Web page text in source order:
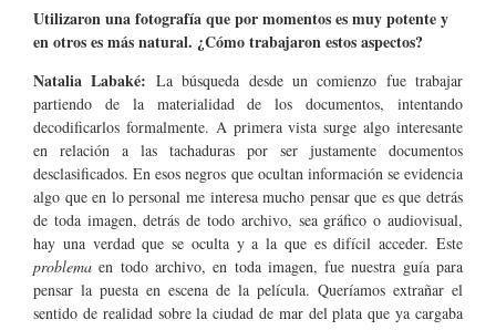
Utilizaron una fotografía que por momentos es muy potente y
en otros es más natural. ¿Cómo trabajaron estos aspectos?
Natalia Labaké: La búsqueda desde un comienzo fue trabajar
partiendo de la materialidad de los documentos, intentando
decodificarlos formalmente. A primera vista surge algo interesante
en relación a las tachaduras por ser justamente documentos
desclasificados. En esos negros que ocultan información se evidencia
algo que en lo personal me interesa mucho pensar que es que detrás
de toda imagen, detrás de todo archivo, sea gráfico o audiovisual,
hay una verdad que se oculta y a la que es difícil acceder. Este
problema en todo archivo, en toda imagen, fue nuestra guía para
pensar la puesta en escena de la película. Queríamos extrañar el
sentido de realidad sobre la ciudad de mar del plata que ya cargaba